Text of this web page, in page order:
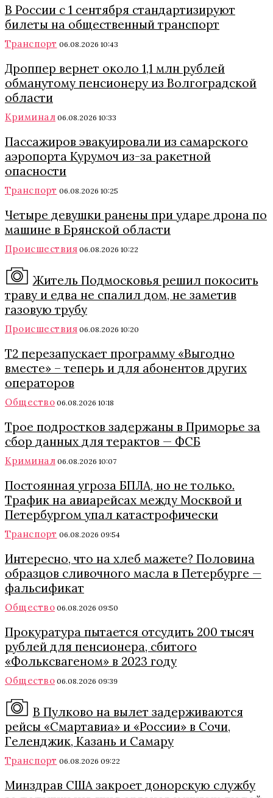
В России с 1 сентября стандартизируют
билеты на общественный транспорт
Транспорт 06.08.2026 10:43
Дроппер вернет около 1,1 млн рублей
обманутому пенсионеру из Волгоградской
области
Криминал 06.08.2026 10:33
Пассажиров эвакуировали из самарского
аэропорта Курумоч из-за ракетной
опасности
Транспорт 06.08.2026 10:25
Четыре девушки ранены при ударе дрона по
машине в Брянской области
Происшествия 06.08.2026 10:22
Житель Подмосковья решил покосить
траву и едва не спалил дом, не заметив
газовую трубу
Происшествия 06.08.2026 10:20
Т2 перезапускает программу «Выгодно
вместе» – теперь и для абонентов других
операторов
Общество 06.08.2026 10:18
Трое подростков задержаны в Приморье за
сбор данных для терактов — ФСБ
Криминал 06.08.2026 10:07
Постоянная угроза БПЛА, но не только.
Трафик на авиарейсах между Москвой и
Петербургом упал катастрофически
Транспорт 06.08.2026 09:54
Интересно, что на хлеб мажете? Половина
образцов сливочного масла в Петербурге —
фальсификат
Общество 06.08.2026 09:50
Прокуратура пытается отсудить 200 тысяч
рублей для пенсионера, сбитого
«Фольксвагеном» в 2023 году
Общество 06.08.2026 09:39
В Пулково на вылет задерживаются
рейсы «Смартавиа» и «России» в Сочи,
Геленджик, Казань и Самару
Транспорт 06.08.2026 09:22
Минздрав США закроет донорскую службу